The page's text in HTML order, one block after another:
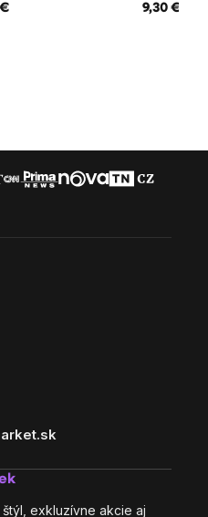
9,30 €
exkluzívne akcie aj